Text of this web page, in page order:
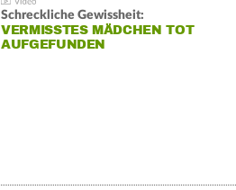
Schreckliche Gewissheit:
VERMISSTES MÄDCHEN TOT
AUFGEFUNDEN